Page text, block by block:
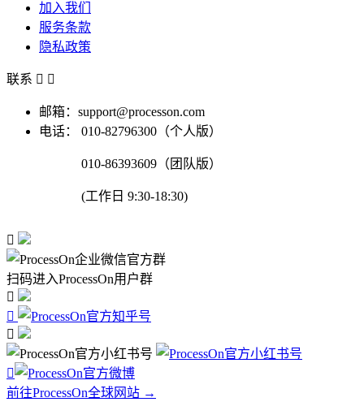
加入我们
服务条款
隐私政策
联系  
邮箱：support@processon.com
电话：
010-82796300（个人版）
010-86393609（团队版）
(工作日 9:30-18:30)

扫码进入ProcessOn用户群




前往ProcessOn全球网站 →